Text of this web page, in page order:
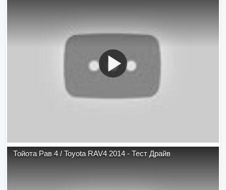
Тойота Рав 4 / Toyota RAV4 2014 - Тест Драйв